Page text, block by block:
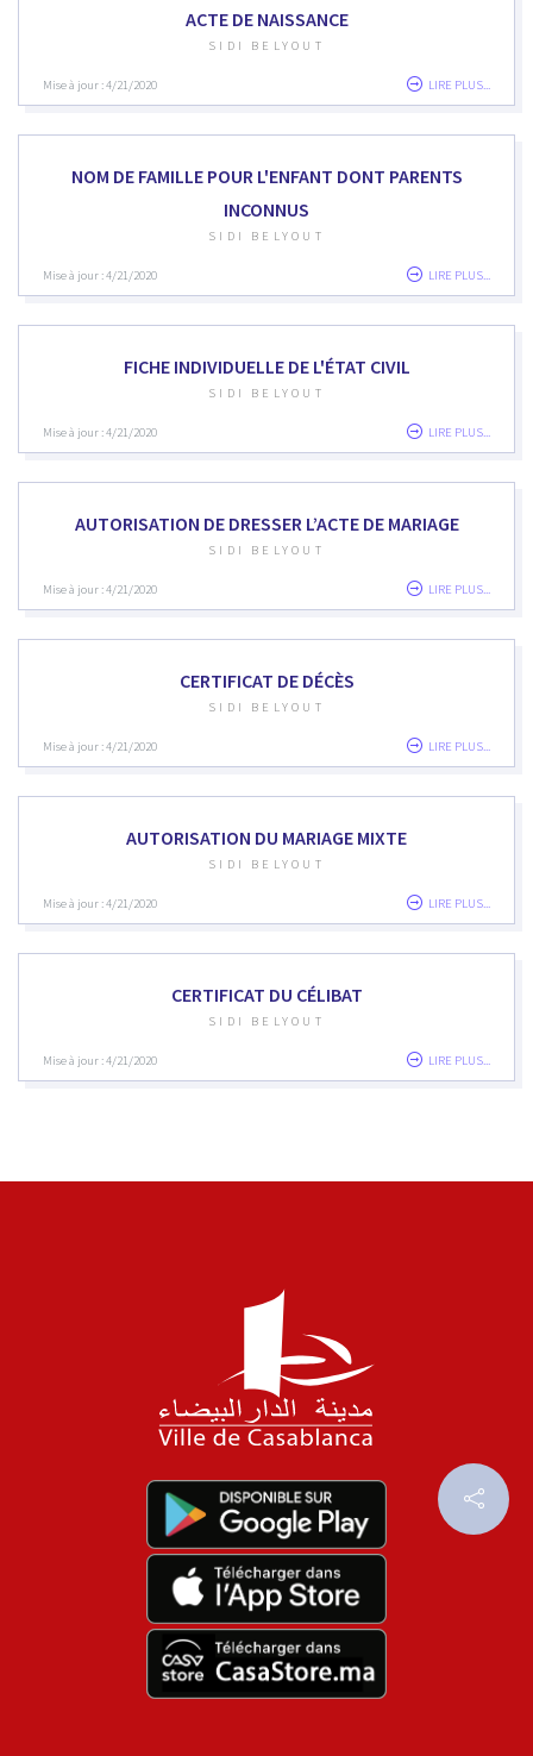
ACTE DE NAISSANCE
SIDI BELYOUT
Mise à jour : 4/21/2020 LIRE PLUS...
NOM DE FAMILLE POUR L'ENFANT DONT PARENTS
INCONNUS
SIDI BELYOUT
Mise à jour : 4/21/2020 LIRE PLUS...
FICHE INDIVIDUELLE DE L'ÉTAT CIVIL
SIDI BELYOUT
Mise à jour : 4/21/2020 LIRE PLUS...
AUTORISATION DE DRESSER L’ACTE DE MARIAGE
SIDI BELYOUT
Mise à jour : 4/21/2020 LIRE PLUS...
CERTIFICAT DE DÉCÈS
SIDI BELYOUT
Mise à jour : 4/21/2020 LIRE PLUS...
AUTORISATION DU MARIAGE MIXTE
SIDI BELYOUT
Mise à jour : 4/21/2020 LIRE PLUS...
CERTIFICAT DU CÉLIBAT
SIDI BELYOUT
Mise à jour : 4/21/2020 LIRE PLUS...